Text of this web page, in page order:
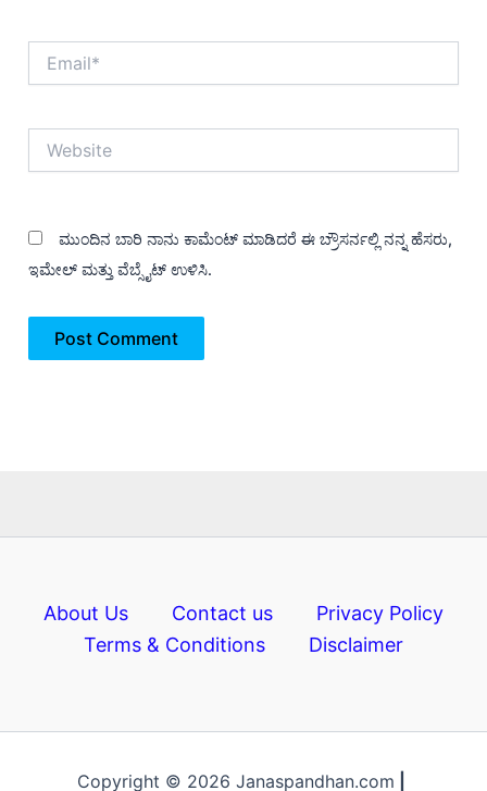
ಮುಂದಿನ ಬಾರಿ ನಾನು ಕಾಮೆಂಟ್ ಮಾಡಿದರೆ ಈ ಬ್ರೌಸರ್ನಲ್ಲಿ ನನ್ನ ಹೆಸರು,
ಇಮೇಲ್ ಮತ್ತು ವೆಬ್ಸೈಟ್ ಉಳಿಸಿ.
About Us Contact us
Privacy Policy
Terms & Conditions
Disclaimer
Copyright © 2026 Janaspandhan.com